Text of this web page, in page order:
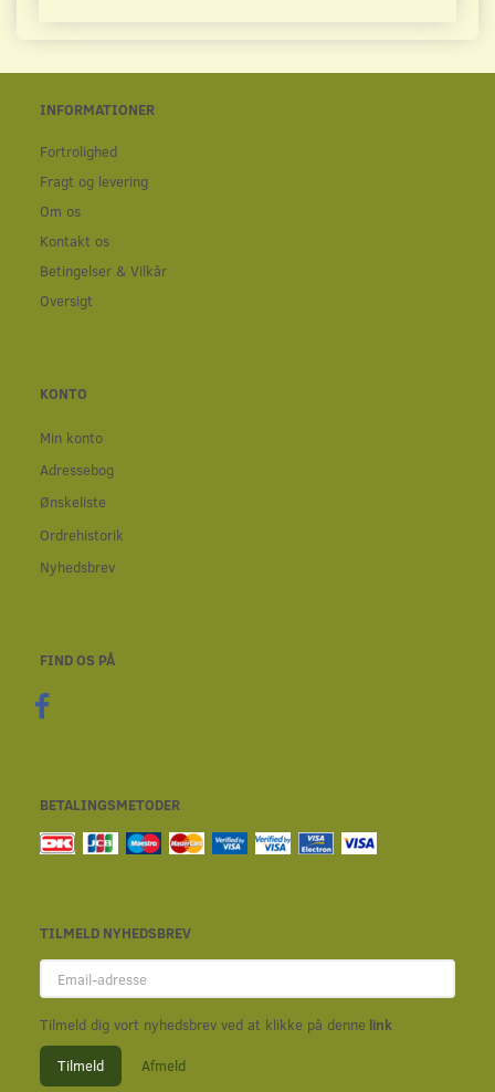
INFORMATIONER
Fortrolighed
Fragt og levering
Om os
Kontakt os
Betingelser & Vilkår
Oversigt
KONTO
Min konto
Adressebog
Ønskeliste
Ordrehistorik
Nyhedsbrev
FIND OS PÅ
BETALINGSMETODER
TILMELD NYHEDSBREV
Email-
adresse
Tilmeld dig vort nyhedsbrev ved at klikke på denne link
Tilmeld Afmeld